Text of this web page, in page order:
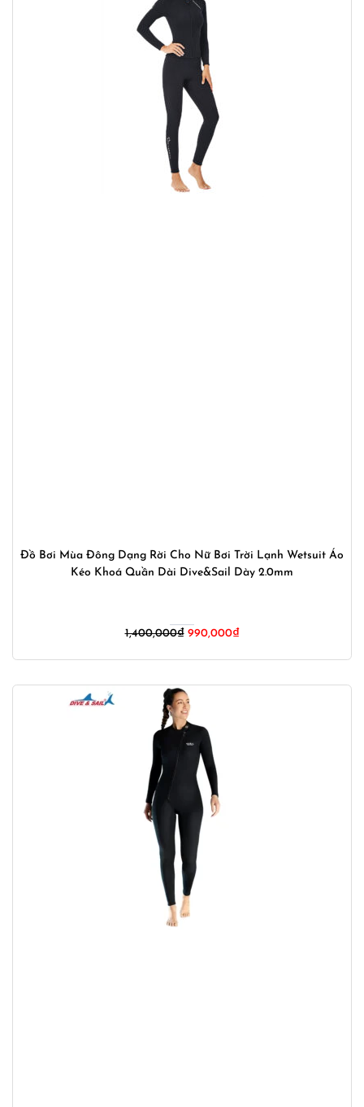
Đồ Bơi Mùa Đông Dạng Rời Cho Nữ Bơi Trời Lạnh Wetsuit Áo
Kéo Khoá Quần Dài Dive&Sail Dày 2.0mm
1,400,000₫ Giá
1,400,000₫.
990,000₫Giá
là: